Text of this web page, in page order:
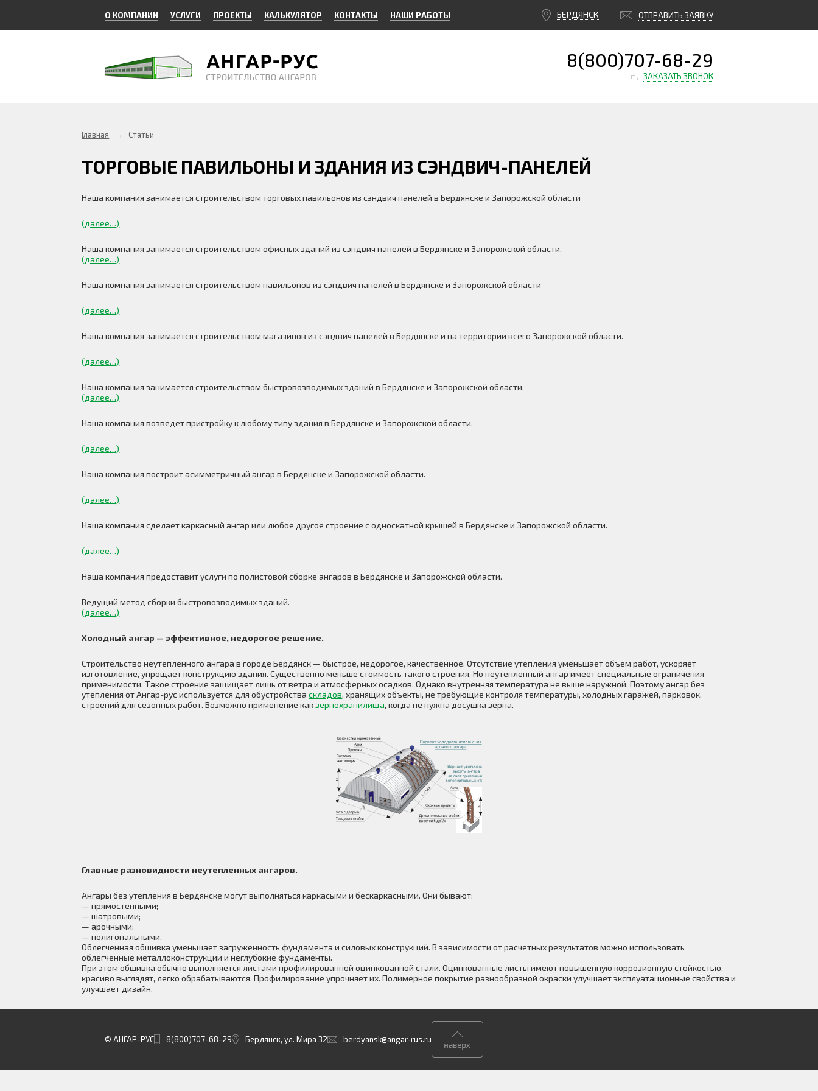
О КОМПАНИИ УСЛУГИ ПРОЕКТЫ КАЛЬКУЛЯТОР КОНТАКТЫ НАШИ РАБОТЫ ОТПРАВИТЬ ЗАЯВКУ
БЕРДЯНСК
8(800)707-68-29
ЗАКАЗАТЬ ЗВОНОК
Главная → Статьи
ТОРГОВЫЕ ПАВИЛЬОНЫ И ЗДАНИЯ ИЗ СЭНДВИЧ-ПАНЕЛЕЙ
Наша компания занимается строительством торговых павильонов из сэндвич панелей в Бердянске и Запорожской области
(далее…)
Наша компания занимается строительством офисных зданий из сэндвич панелей в Бердянске и Запорожской области.
(далее…)
Наша компания занимается строительством павильонов из сэндвич панелей в Бердянске и Запорожской области
(далее…)
Наша компания занимается строительством магазинов из сэндвич панелей в Бердянске и на территории всего Запорожской области.
(далее…)
Наша компания занимается строительством быстровозводимых зданий в Бердянске и Запорожской области.
(далее…)
Наша компания возведет пристройку к любому типу здания в Бердянске и Запорожской области.
(далее…)
Наша компания построит асимметричный ангар в Бердянске и Запорожской области.
(далее…)
Наша компания сделает каркасный ангар или любое другое строение с односкатной крышей в Бердянске и Запорожской области.
(далее…)
Наша компания предоставит услуги по полистовой сборке ангаров в Бердянске и Запорожской области.
Ведущий метод сборки быстровозводимых зданий.
(далее…)
Холодный ангар — эффективное, недорогое решение.
Строительство неутепленного ангара в городе Бердянск — быстрое, недорогое, качественное. Отсутствие утепления уменьшает объем работ, ускоряет
изготовление, упрощает конструкцию здания. Существенно меньше стоимость такого строения. Но неутепленный ангар имеет специальные ограничения
применимости. Такое строение защищает лишь от ветра и атмосферных осадков. Однако внутренняя температура не выше наружной. Поэтому ангар без
утепления от Ангар-рус используется для обустройстваскладов, хранящих объекты, не требующие контроля температуры, холодных гаражей, парковок,
строений для сезонных работ. Возможно применение какзернохранилища, когда не нужна досушка зерна.
Главные разновидности неутепленных ангаров.
Ангары без утепления в Бердянске могут выполняться каркасыми и бескаркасными. Они бывают:
— прямостенными;
— шатровыми;
— арочными;
— полигональными.
Облегченная обшивка уменьшает загруженность фундамента и силовых конструкций. В зависимости от расчетных результатов можно использовать
облегченные металлоконструкции и неглубокие фундаменты.
При этом обшивка обычно выполняется листами профилированной оцинкованной стали. Оцинкованные листы имеют повышенную коррозионную стойкостью,
красиво выглядят, легко обрабатываются. Профилирование упрочняет их. Полимерное покрытие разнообразной окраски улучшает эксплуатационные свойства и
улучшает дизайн.
© АНГАР-РУС 8(800)707-68-29 Бердянск, ул. Мира 32 berdyansk@angar-rus.ru